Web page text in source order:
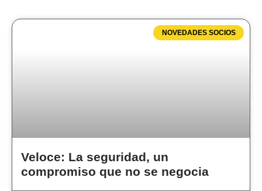
NOVEDADES SOCIOS
Veloce: La seguridad, un
compromiso que no se negocia